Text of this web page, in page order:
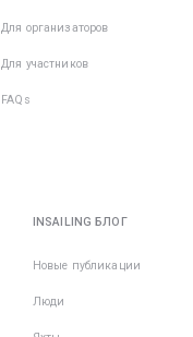
Для организаторов
Для участников
FAQs
INSAILING БЛОГ
Новые публикации
Люди